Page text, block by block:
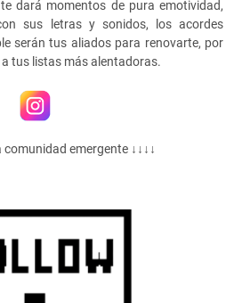
dará momentos de pura emotividad,
sus letras y sonidos, los acordes
serán tus aliados para renovarte, por
tus listas más alentadoras.
comunidad emergente ↓↓↓↓